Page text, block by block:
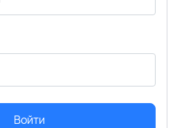
Войти